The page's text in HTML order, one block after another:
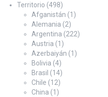
Territorio (498)
Afganistán (1)
Alemania (2)
Argentina (222)
Austria (1)
Azerbaiyán (1)
Bolivia (4)
Brasil (14)
Chile (12)
China (1)